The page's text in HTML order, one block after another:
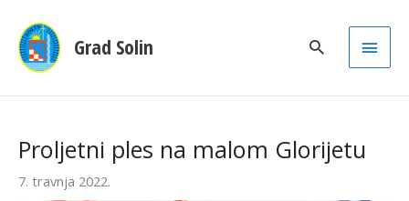
Grad Solin
Main
Proljetni ples na malom Glorijetu
7. travnja 2022.